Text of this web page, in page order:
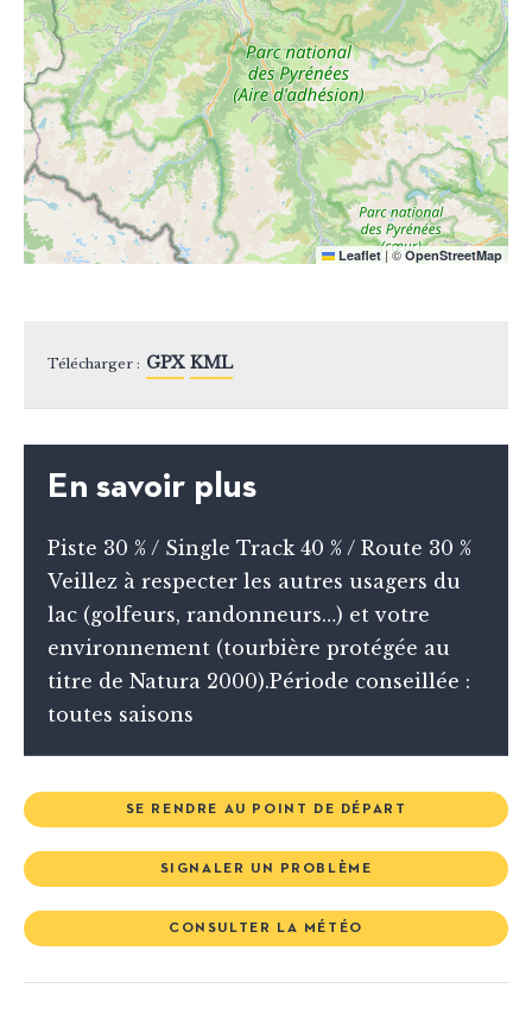
Leaflet |©OpenStreetMap
Télécharger : GPX KML
En savoir plus
Piste 30 % / Single Track 40 % / Route 30 %
Veillez à respecter les autres usagers du
lac (golfeurs, randonneurs…) et votre
environnement (tourbière protégée au
titre de Natura 2000).Période conseillée :
toutes saisons
SE RENDRE AU POINT DE DÉPART
SIGNALER UN PROBLÈME
CONSULTER LA MÉTÉO